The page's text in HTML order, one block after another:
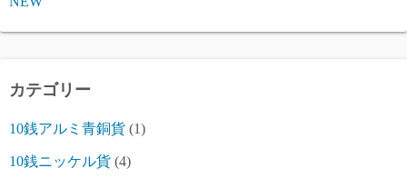
カテゴリー
10銭アルミ青銅貨 (1)
10銭ニッケル貨 (4)